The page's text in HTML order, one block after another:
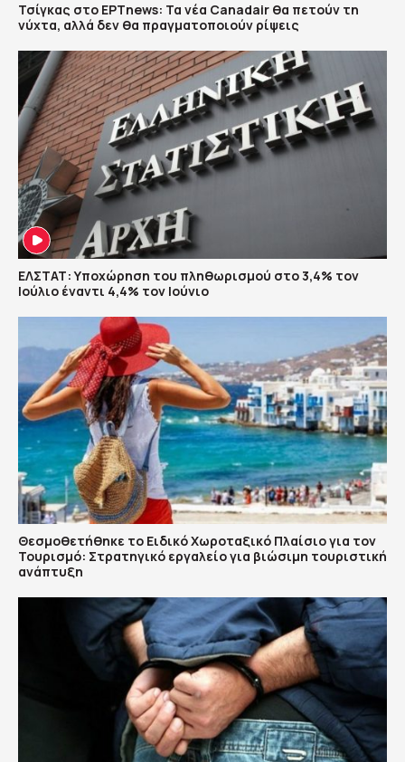
Τσίγκας στο ΕΡΤnews: Τα νέα Canadair θα πετούν τη
νύχτα, αλλά δεν θα πραγματοποιούν ρίψεις
ΕΛΣΤΑΤ: Υποχώρηση του πληθωρισμού στο 3,4% τον
Ιούλιο έναντι 4,4% τον Ιούνιο
Θεσμοθετήθηκε το Ειδικό Χωροταξικό Πλαίσιο για τον
Τουρισμό: Στρατηγικό εργαλείο για βιώσιμη τουριστική
ανάπτυξη